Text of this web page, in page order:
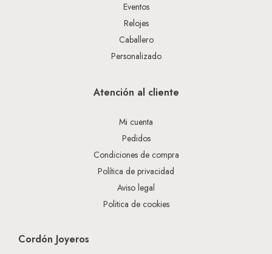
Eventos
Relojes
Caballero
Personalizado
Atención al cliente
Mi cuenta
Pedidos
Condiciones de compra
Política de privacidad
Aviso legal
Politica de cookies
Cordón Joyeros